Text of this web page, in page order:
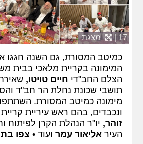
17 | מצגת
כמיטב המסורת, גם השנה חגגו
המימונה בקריית מלאכי בבית
הצלם החב"די חיים טויטו,
תושבי שכונת נחלת הר חב"ד
מימונה כמיטב המסורת. השתתפו
ונכבדים, בהם ראש עיריית
זוהר, יו"ר הנהלת הקרן לפיתוח
העיר אליאור עמר ועוד • צפו